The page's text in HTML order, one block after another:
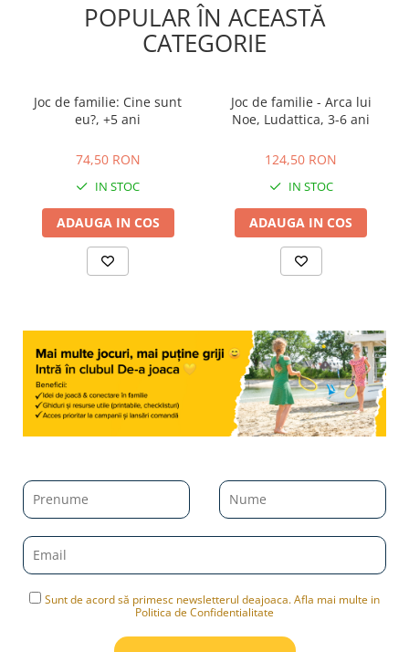
POPULAR ÎN ACEASTĂ
CATEGORIE
Joc de familie: Cine sunt
eu?, +5 ani
74,50 RON
IN STOC
ADAUGA IN COS
Joc de familie - Arca lui
Noe, Ludattica, 3-6 ani
124,50 RON
IN STOC
ADAUGA IN COS
Sunt de acord să primesc newsletterul deajoaca. Afla mai multe in
Politica de Confidentialitate